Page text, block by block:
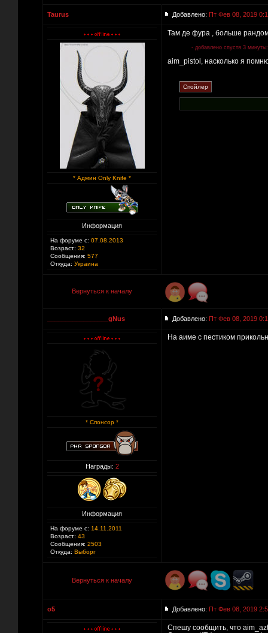
Taurus Добавлено: Пт Фев 08, 2019
* Админ Only Knife *
Информация
На форуме с: 07.08.2013
Возраст: 32
Сообщения: 577
Откуда: Украина
Там де фура , больше
- добавлено спустя 3 минуты:
aim_pistol, насколько я
Вернуться к началу
_________________gNus Добавлено: Пт Фев 08, 2019
* Спонсор *
Награды: 2
Информация
На форуме с: 14.11.2011
Возраст: 43
Сообщения: 2503
Откуда: Выборг
На аиме с пестиком
Вернуться к началу
o5 Добавлено: Пт Фев 08, 2019
Спешу сообщить, что